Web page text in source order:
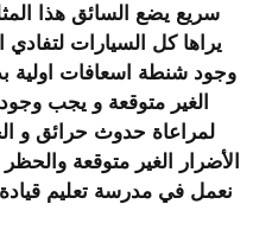
يراها كل السيارات
وجود شنطة اسعافات اولية
الغير متوقعة و يجب
لمراعاة حدوث حرائق و
الأضرار الغير متوقعة
نعمل في مدرسة تعليم